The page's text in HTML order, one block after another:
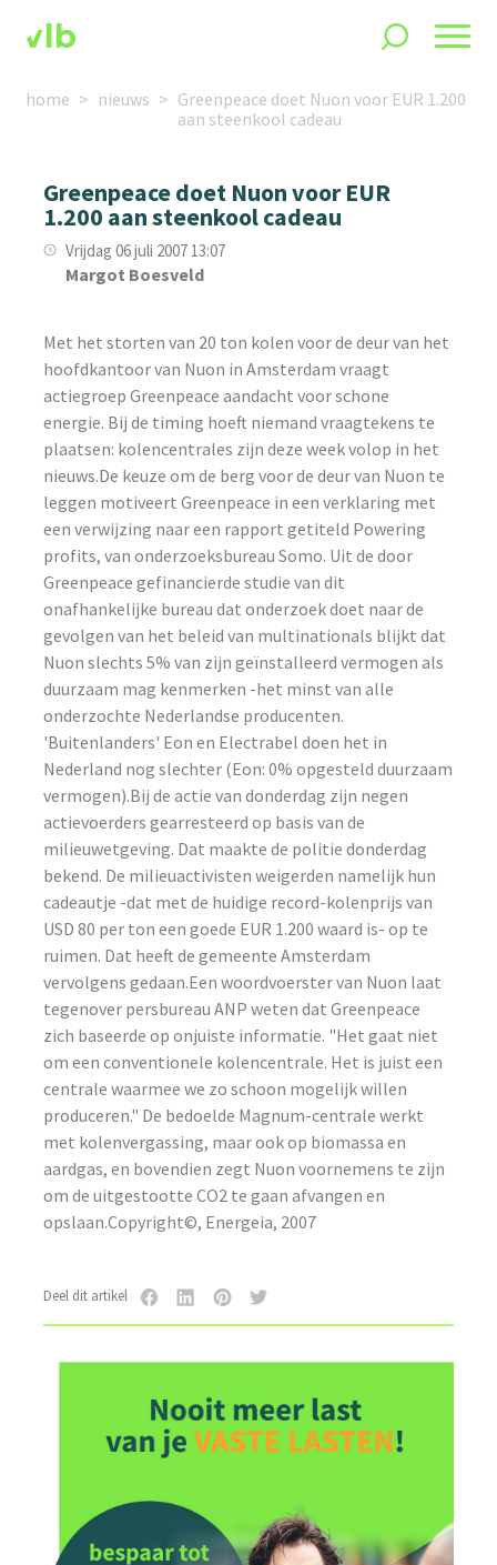
home nieuws
Greenpeace doet Nuon voor EUR 1.200
aan steenkool cadeau
Greenpeace doet Nuon voor EUR
1.200 aan steenkool cadeau
Vrijdag 06 juli 2007 13:07
Margot Boesveld
Met het storten van 20 ton kolen voor de deur van het
hoofdkantoor van Nuon in Amsterdam vraagt
actiegroep Greenpeace aandacht voor schone
energie. Bij de timing hoeft niemand vraagtekens te
plaatsen: kolencentrales zijn deze week volop in het
nieuws.De keuze om de berg voor de deur van Nuon te
leggen motiveert Greenpeace in een verklaring met
een verwijzing naar een rapport getiteld Powering
profits, van onderzoeksbureau Somo. Uit de door
Greenpeace gefinancierde studie van dit
onafhankelijke bureau dat onderzoek doet naar de
gevolgen van het beleid van multinationals blijkt dat
Nuon slechts 5% van zijn geïnstalleerd vermogen als
duurzaam mag kenmerken -het minst van alle
onderzochte Nederlandse producenten.
'Buitenlanders' Eon en Electrabel doen het in
Nederland nog slechter (Eon: 0% opgesteld duurzaam
vermogen).Bij de actie van donderdag zijn negen
actievoerders gearresteerd op basis van de
milieuwetgeving. Dat maakte de politie donderdag
bekend. De milieuactivisten weigerden namelijk hun
cadeautje -dat met de huidige record-kolenprijs van
USD 80 per ton een goede EUR 1.200 waard is- op te
ruimen. Dat heeft de gemeente Amsterdam
vervolgens gedaan.Een woordvoerster van Nuon laat
tegenover persbureau ANP weten dat Greenpeace
zich baseerde op onjuiste informatie. "Het gaat niet
om een conventionele kolencentrale. Het is juist een
centrale waarmee we zo schoon mogelijk willen
produceren." De bedoelde Magnum-centrale werkt
met kolenvergassing, maar ook op biomassa en
aardgas, en bovendien zegt Nuon voornemens te zijn
om de uitgestootte CO2 te gaan afvangen en
opslaan.Copyright©, Energeia, 2007
Deel dit artikel